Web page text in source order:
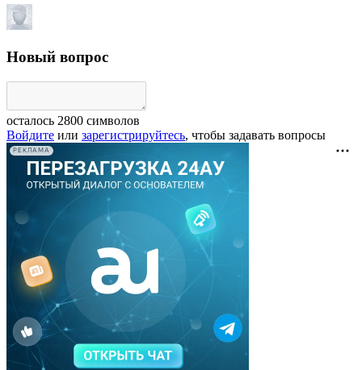
Новый вопрос
осталось 2800 символов
Войдите или зарегистрируйтесь, чтобы задавать вопросы
РЕКЛАМА